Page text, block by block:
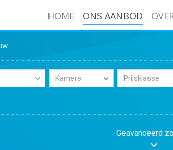
HOME ONS AANBOD
Kamers Prijsklasse
Geavanceerd